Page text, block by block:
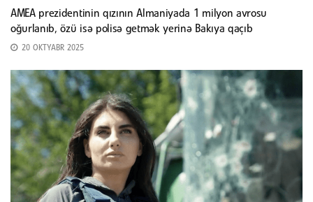
AMEA prezidentinin qızının Almaniyada 1 milyon avrosu
oğurlanıb, özü isə polisə getmək yerinə Bakıya qaçıb
20 OKTYABR 2025